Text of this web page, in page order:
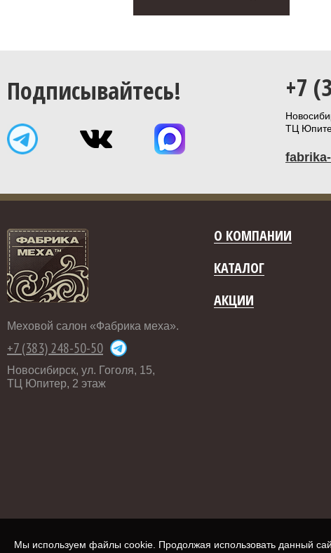
Подписывайтесь! +7
ТЦ
Меховой салон «Фабрика меха».
+7 (383) 248-50-50
Новосибирск, ул. Гоголя, 15,
ТЦ Юпитер, 2 этаж
О КОМПАНИИ
КАТАЛОГ
АКЦИИ
Мы используем файлы cookie. Продолжая использовать данный